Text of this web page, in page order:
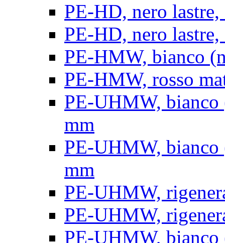
PE-HD, nero lastre,
PE-HD, nero lastre,
PE-HMW, bianco
PE-HMW, rosso
PE-UHMW, bianco
mm
PE-UHMW, bianco
mm
PE-UHMW,
PE-UHMW,
PE-UHMW,